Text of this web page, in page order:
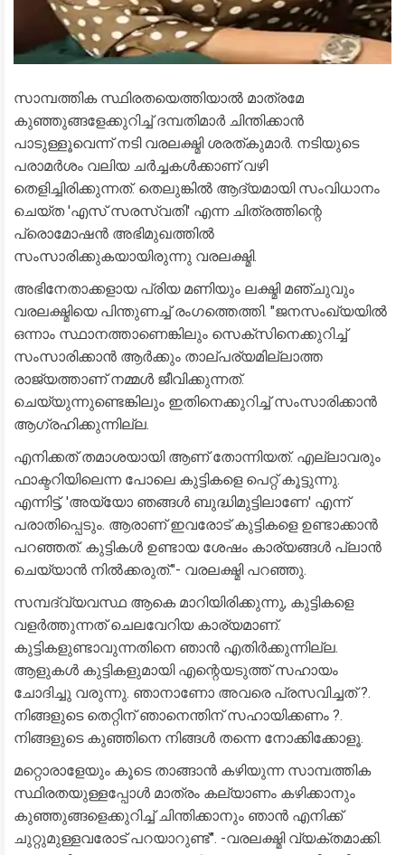
സാമ്പത്തിക സ്ഥിരതയെത്തിയാൽ മാത്രമേ
കുഞ്ഞുങ്ങളേക്കുറിച്ച് ​ദമ്പതിമാർ ചിന്തിക്കാൻ
പാടുള്ളൂവെന്ന് നടി വരലക്ഷ്മി ശരത്കുമാർ. നടിയുടെ
പരാമർശം വലിയ ചർച്ചകൾക്കാണ് വഴി
തെളിച്ചിരിക്കുന്നത്. തെലുങ്കിൽ ആദ്യമായി സംവിധാനം
ചെയ്ത 'എസ് സരസ്വതി' എന്ന ചിത്രത്തിന്റെ
പ്രൊമോഷൻ അഭിമുഖത്തിൽ
സംസാരിക്കുകയായിരുന്നു വരലക്ഷ്മി.
അഭിനേതാക്കളായ പ്രിയ മണിയും ലക്ഷ്മി മഞ്ചുവും
വരലക്ഷ്മിയെ പിന്തുണച്ച് രംഗത്തെത്തി. "ജനസംഖ്യയിൽ
ഒന്നാം സ്ഥാനത്താണെങ്കിലും സെക്‌സിനെക്കുറിച്ച്
സംസാരിക്കാൻ ആർക്കും താല്പര്യമില്ലാത്ത
രാജ്യത്താണ് നമ്മൾ ജീവിക്കുന്നത്.
ചെയ്യുന്നുണ്ടെങ്കിലും ഇതിനെക്കുറിച്ച് സംസാരിക്കാൻ
ആഗ്രഹിക്കുന്നില്ല.
എനിക്കത് തമാശയായി ആണ് തോന്നിയത്. എല്ലാവരും
ഫാക്ടറിയിലെന്ന പോലെ കുട്ടികളെ പെറ്റ് കൂട്ടുന്നു.
എന്നിട്ട്, 'അയ്യോ ഞങ്ങൾ ബുദ്ധിമുട്ടിലാണേ' എന്ന്
പരാതിപ്പെടും. ആരാണ് ഇവരോട് കുട്ടികളെ ഉണ്ടാക്കാൻ
പറഞ്ഞത്. കുട്ടികൾ ഉണ്ടായ ശേഷം കാര്യങ്ങൾ പ്ലാൻ
ചെയ്യാൻ നിൽക്കരുത്."- വരലക്ഷ്മി പറഞ്ഞു.
സമ്പദ്‌വ്യവസ്ഥ ആകെ മാറിയിരിക്കുന്നു, കുട്ടികളെ
വളർത്തുന്നത് ചെലവേറിയ കാര്യമാണ്.
കുട്ടികളുണ്ടാവുന്നതിനെ ഞാൻ എതിർക്കുന്നില്ല.
ആളുകൾ കുട്ടികളുമായി എന്റെയടുത്ത് സഹായം
ചോദിച്ചു വരുന്നു. ഞാനാണോ അവരെ പ്രസവിച്ചത് ?.
നിങ്ങളുടെ തെറ്റിന് ഞാനെന്തിന് സഹായിക്കണം ?.
നിങ്ങളുടെ കുഞ്ഞിനെ നിങ്ങൾ തന്നെ നോക്കിക്കോളൂ.
മറ്റൊരാളേയും കൂടെ താങ്ങാൻ കഴിയുന്ന സാമ്പത്തിക
സ്ഥിരതയുള്ളപ്പോൾ മാത്രം കല്യാണം കഴിക്കാനും
കുഞ്ഞുങ്ങളെക്കുറിച്ച് ചിന്തിക്കാനും ഞാൻ എനിക്ക്
ചുറ്റുമുള്ളവരോട് പറയാറുണ്ട്". -വരലക്ഷ്മി വ്യക്തമാക്കി.